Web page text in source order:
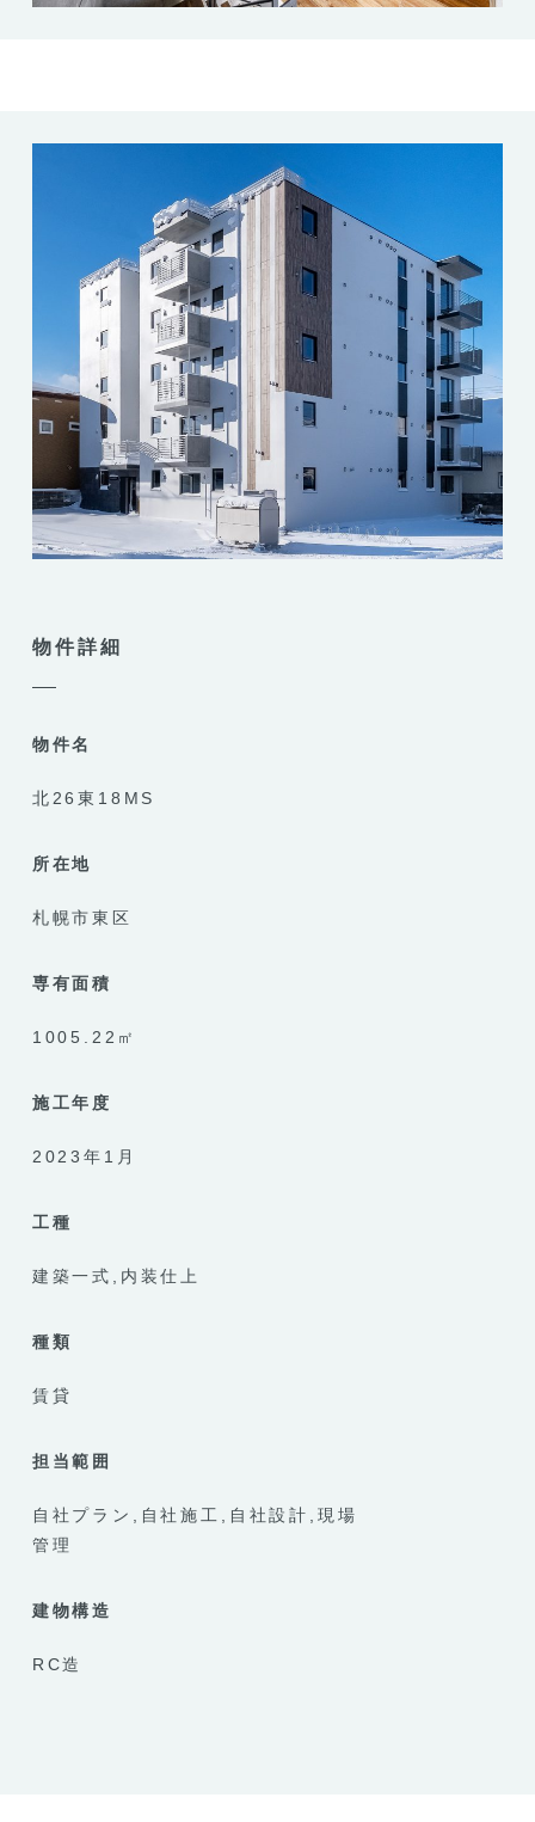
物件詳細
物件名
北26東18MS
所在地
札幌市東区
専有面積
1005.22㎡
施工年度
2023年1月
工種
建築一式 内装仕上
種類
賃貸
担当範囲
自社プラン 自社施工 自社設計
現場
管理
建物構造
RC造